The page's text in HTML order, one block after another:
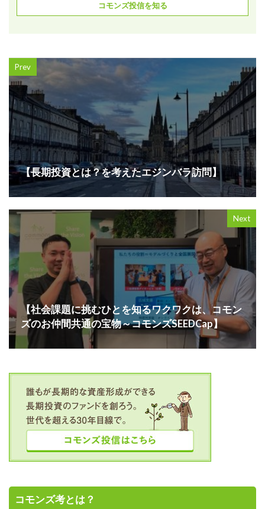
コモンズ投信を知る
Prev
【長期投資とは？を考えたエジンバラ訪問】
Next
【社会課題に挑むひとを知るワクワクは、コモン
ズのお仲間共通の宝物～コモンズSEEDCap】
コモンズ考とは？